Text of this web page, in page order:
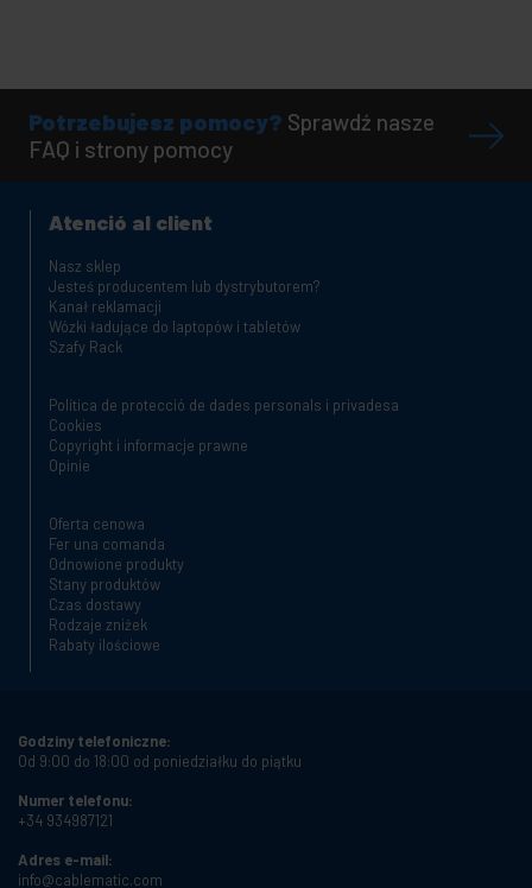
Potrzebujesz pomocy? Sprawdź nasze
FAQ i strony pomocy
Atenció al client
Nasz sklep
Jesteś producentem lub dystrybutorem?
Kanał reklamacji
Wózki ładujące do laptopów i tabletów
Szafy Rack
Política de protecció de dades personals i privadesa
Cookies
Copyright i informacje prawne
Opinie
Oferta cenowa
Fer una comanda
Odnowione produkty
Stany produktów
Czas dostawy
Rodzaje zniżek
Rabaty ilościowe
Godziny telefoniczne:
Od 9:00 do 18:00 od poniedziałku do piątku
Numer telefonu:
+34 934987121
Adres e-mail:
info@cablematic.com